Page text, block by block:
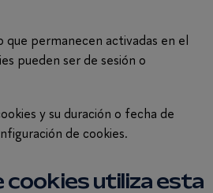
permanecen activadas en el
pueden ser de sesión o
y su duración o fecha de
de cookies.
cookies utiliza esta